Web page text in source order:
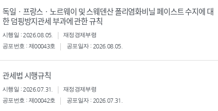
독일ㆍ프랑스ㆍ노르웨이 및 스웨덴산 폴리염화비닐 페이스트 수지에 대
한 덤핑방지관세 부과에 관한 규칙
시행일 : 2026.08.05.
재정경제부령
공포번호 : 제00043호
공포일자 : 2026.08.05.
관세법 시행규칙
시행일 : 2026.07.31.
재정경제부령
공포번호 : 제00042호
공포일자 : 2026.07.31.